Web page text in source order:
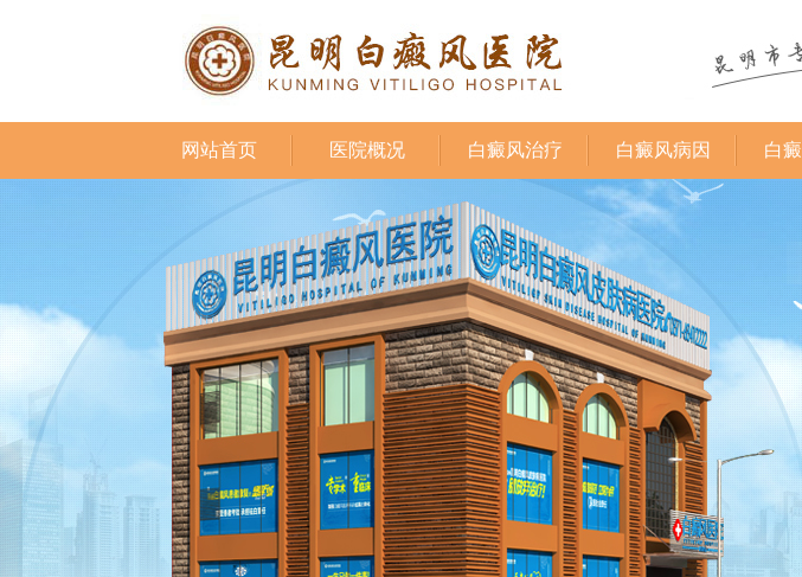
网站首页 医院概况 白癜风治疗 白癜风病因 白